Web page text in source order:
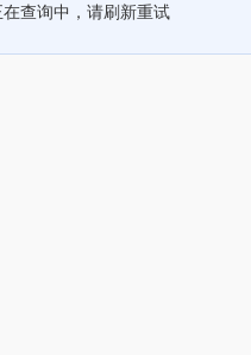
在查询中，请刷新重试